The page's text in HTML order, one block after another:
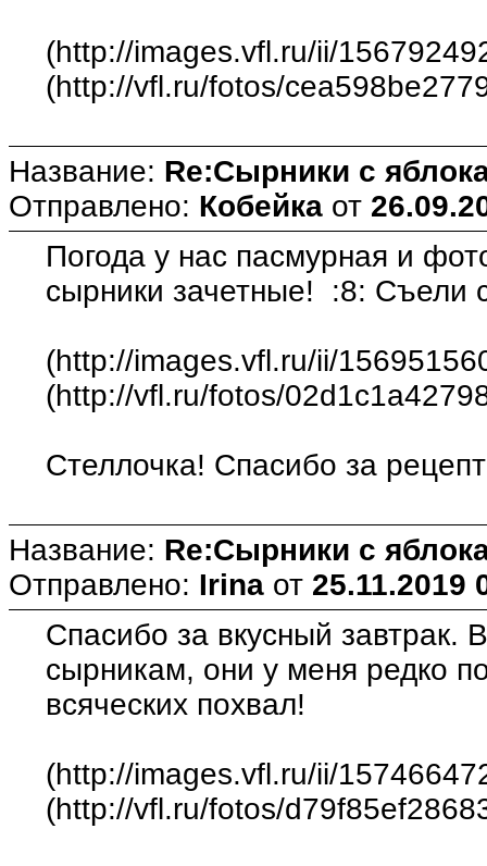
(http://images.vfl.ru/ii/
(http://vfl.ru/fotos/
Название: Re:Сырники с
Отправлено: Кобейка от
Погода у нас пасмурная и
сырники зачетные! :8: Съели
(http://images.vfl.ru/ii/
(http://vfl.ru/fotos/
Стеллочка! Спасибо за
Название: Re:Сырники с
Отправлено: Irina от 25.11.2019
Спасибо за вкусный завтрак.
сырникам, они у меня редко
всяческих похвал!
(http://images.vfl.ru/ii/
(http://vfl.ru/fotos/